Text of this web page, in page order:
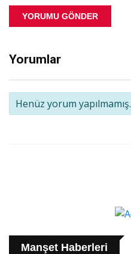
YORUMU GÖNDER
Yorumlar
Henüz yorum yapılmamış.
Manşet Haberleri